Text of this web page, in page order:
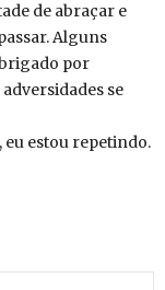
de abraçar e
Alguns
por
se
eu estou repetindo.